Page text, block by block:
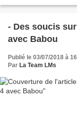
- Des soucis
avec Babou
Publié le 03/07/2018 à
Par La Team LMs